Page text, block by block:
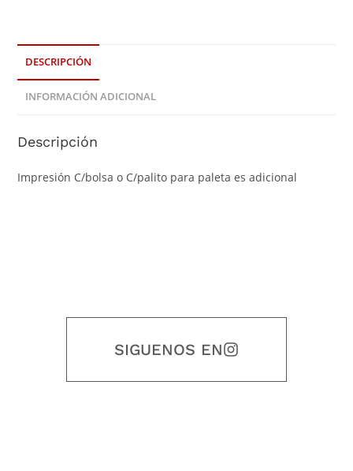
DESCRIPCIÓN
INFORMACIÓN ADICIONAL
Descripción
Impresión C/bolsa o C/palito para paleta es adicional
SIGUENOS EN